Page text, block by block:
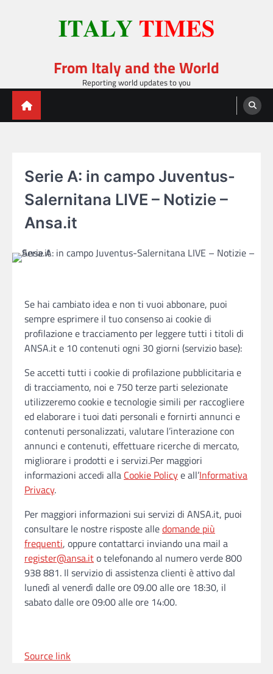
From Italy and the World
Reporting world updates to you
Serie A: in campo Juventus-
Salernitana LIVE – Notizie –
Ansa.it
Se hai cambiato idea e non ti vuoi abbonare, puoi
sempre esprimere il tuo consenso ai cookie di
profilazione e tracciamento per leggere tutti i titoli di
ANSA.it e 10 contenuti ogni 30 giorni (servizio base):
Se accetti tutti i cookie di profilazione pubblicitaria e
di tracciamento, noi e 750 terze parti selezionate
utilizzeremo cookie e tecnologie simili per raccogliere
ed elaborare i tuoi dati personali e fornirti annunci e
contenuti personalizzati, valutare l’interazione con
annunci e contenuti, effettuare ricerche di mercato,
migliorare i prodotti e i servizi.Per maggiori
informazioni accedi alla Cookie Policye all’Informativa
Privacy.
Per maggiori informazioni sui servizi di ANSA.it, puoi
consultare le nostre risposte alledomande più
frequenti, oppure contattarci inviando una mail a
register@ansa.ito telefonando al numero verde 800
938 881. Il servizio di assistenza clienti è attivo dal
lunedì al venerdì dalle ore 09.00 alle ore 18:30, il
sabato dalle ore 09:00 alle ore 14:00.
Source link